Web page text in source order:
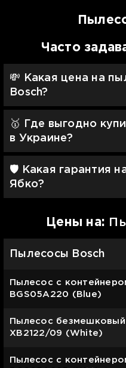
Часто
💸 Какая цена на
Bosch?
🥇 Где выгодно
в Украине?
🛡 Какая гарантия
Ябко?
Цены на:
Пылесосы Bosch
Пылесос с
BGS05A220 (Blue)
Пылесос безмешковый
XB2122/09 (White)
Пылесос с